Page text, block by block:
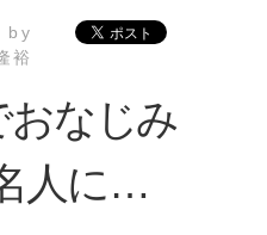
by
裕
おなじみ
人に…